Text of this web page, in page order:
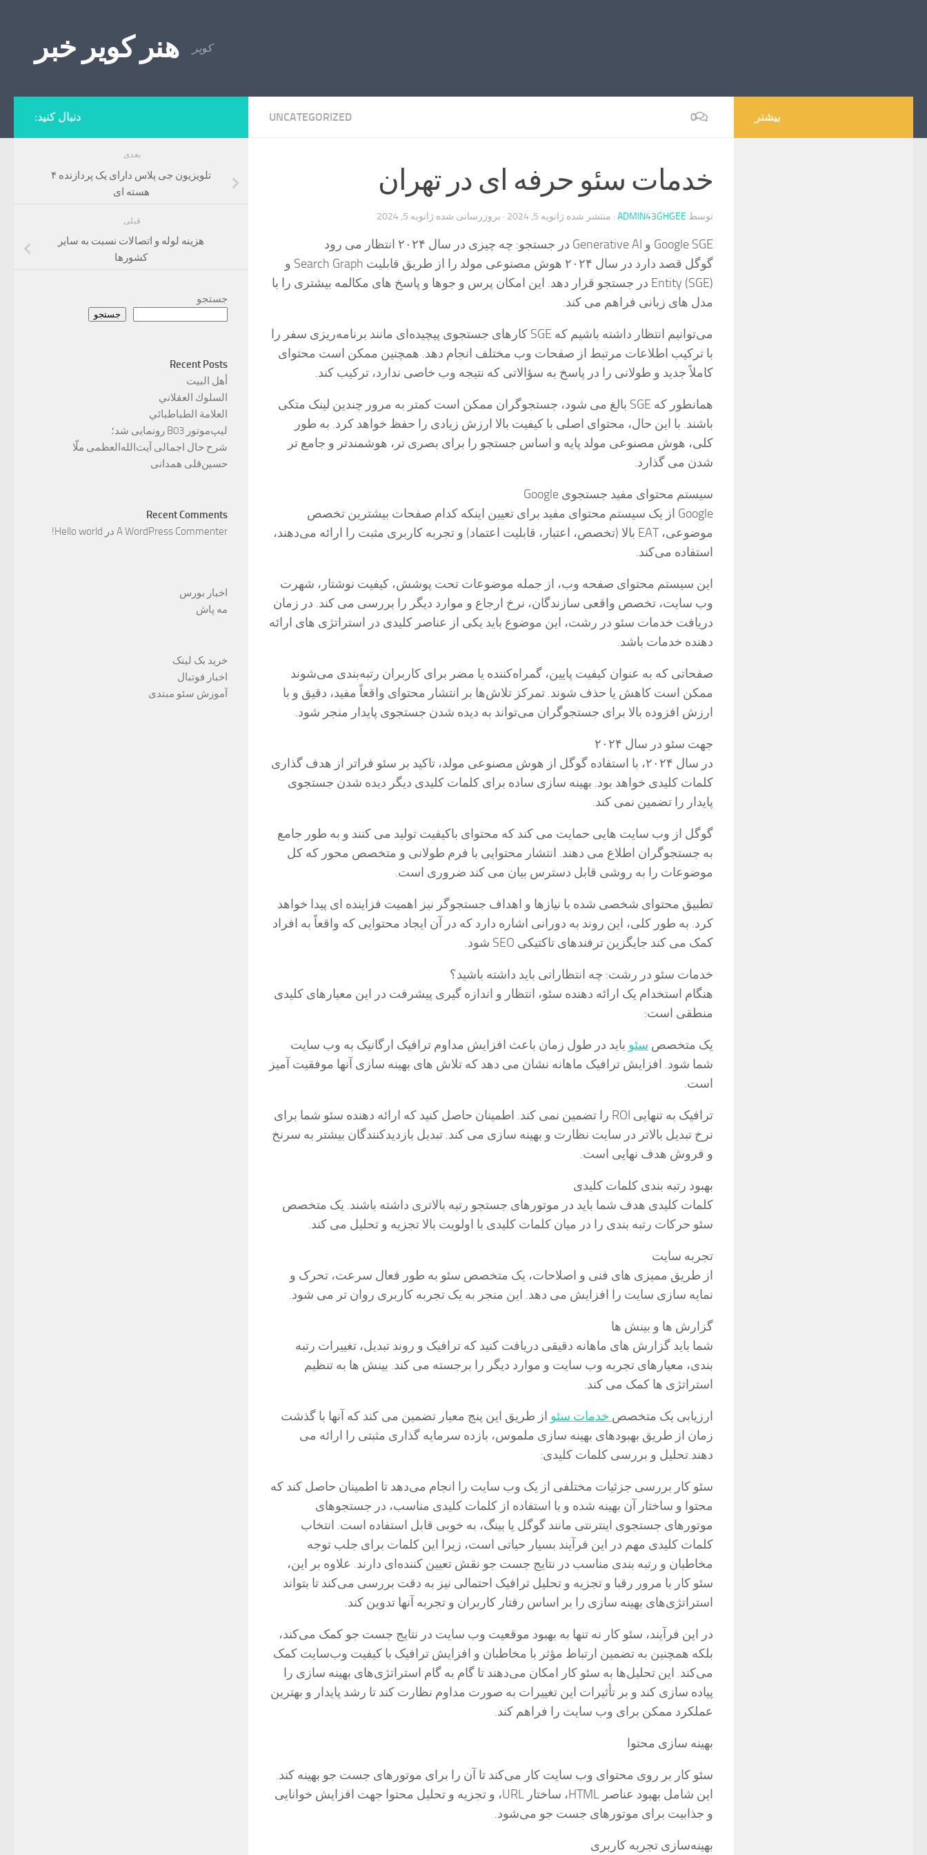
هنر کویر خبر کویر
UNCATEGORIZED 0
خدمات سئو حرفه ای در تهران
توسط ADMIN43GHGEE · منتشر شده ژانویه 5, 2024 · بروزرسانی شده ژانویه 5, 2024
Google SGE و Generative AI در جستجو: چه چیزی در سال ۲۰۲۴ انتظار می رود
گوگل قصد دارد در سال ۲۰۲۴ هوش مصنوعی مولد را از طریق قابلیت Search Graph و
Entity (SGE) در جستجو قرار دهد. این امکان پرس و جوها و پاسخ های مکالمه بیشتری را با
مدل های زبانی فراهم می کند.
می‌توانیم انتظار داشته باشیم که SGE کارهای جستجوی پیچیده‌ای مانند برنامه‌ریزی سفر را
با ترکیب اطلاعات مرتبط از صفحات وب مختلف انجام دهد. همچنین ممکن است محتوای
کاملاً جدید و طولانی را در پاسخ به سؤالاتی که نتیجه وب خاصی ندارد، ترکیب کند.
همانطور که SGE بالغ می شود، جستجوگران ممکن است کمتر به مرور چندین لینک متکی
باشند. با این حال، محتوای اصلی با کیفیت بالا ارزش زیادی را حفظ خواهد کرد. به طور
کلی، هوش مصنوعی مولد پایه و اساس جستجو را برای بصری تر، هوشمندتر و جامع تر
شدن می گذارد.
سیستم محتوای مفید جستجوی Google
Google از یک سیستم محتوای مفید برای تعیین اینکه کدام صفحات بیشترین تخصص
موضوعی، EAT بالا (تخصص، اعتبار، قابلیت اعتماد) و تجربه کاربری مثبت را ارائه می‌دهند،
استفاده می‌کند.
این سیستم محتوای صفحه وب، از جمله موضوعات تحت پوشش، کیفیت نوشتار، شهرت
وب سایت، تخصص واقعی سازندگان، نرخ ارجاع و موارد دیگر را بررسی می کند. در زمان
دریافت خدمات سئو در رشت، این موضوع باید یکی از عناصر کلیدی در استراتژی های ارائه
دهنده خدمات باشد.
صفحاتی که به عنوان کیفیت پایین، گمراه‌کننده یا مضر برای کاربران رتبه‌بندی می‌شوند
ممکن است کاهش یا حذف شوند. تمرکز تلاش‌ها بر انتشار محتوای واقعاً مفید، دقیق و با
ارزش افزوده بالا برای جستجوگران می‌تواند به دیده شدن جستجوی پایدار منجر شود.
جهت سئو در سال ۲۰۲۴
در سال ۲۰۲۴، با استفاده گوگل از هوش مصنوعی مولد، تاکید بر سئو فراتر از هدف گذاری
کلمات کلیدی خواهد بود. بهینه سازی ساده برای کلمات کلیدی دیگر دیده شدن جستجوی
پایدار را تضمین نمی کند.
گوگل از وب سایت هایی حمایت می کند که محتوای باکیفیت تولید می کنند و به طور جامع
به جستجوگران اطلاع می دهند. انتشار محتوایی با فرم طولانی و متخصص محور که کل
موضوعات را به روشی قابل دسترس بیان می کند ضروری است.
تطبیق محتوای شخصی شده با نیازها و اهداف جستجوگر نیز اهمیت فزاینده ای پیدا خواهد
کرد. به طور کلی، این روند به دورانی اشاره دارد که در آن ایجاد محتوایی که واقعاً به افراد
کمک می کند جایگزین ترفندهای تاکتیکی SEO شود.
خدمات سئو در رشت: چه انتظاراتی باید داشته باشید؟
هنگام استخدام یک ارائه دهنده سئو، انتظار و اندازه گیری پیشرفت در این معیارهای کلیدی
منطقی است:
یک متخصص سئو باید در طول زمان باعث افزایش مداوم ترافیک ارگانیک به وب سایت
شما شود. افزایش ترافیک ماهانه نشان می دهد که تلاش های بهینه سازی آنها موفقیت آمیز
است.
ترافیک به تنهایی ROI را تضمین نمی کند. اطمینان حاصل کنید که ارائه دهنده سئو شما برای
نرخ تبدیل بالاتر در سایت نظارت و بهینه سازی می کند. تبدیل بازدیدکنندگان بیشتر به سرنخ
و فروش هدف نهایی است.
بهبود رتبه بندی کلمات کلیدی
کلمات کلیدی هدف شما باید در موتورهای جستجو رتبه بالاتری داشته باشند. یک متخصص
سئو حرکات رتبه بندی را در میان کلمات کلیدی با اولویت بالا تجزیه و تحلیل می کند.
تجربه سایت
از طریق ممیزی های فنی و اصلاحات، یک متخصص سئو به طور فعال سرعت، تحرک و
نمایه سازی سایت را افزایش می دهد. این منجر به یک تجربه کاربری روان تر می شود.
گزارش ها و بینش ها
شما باید گزارش های ماهانه دقیقی دریافت کنید که ترافیک و روند تبدیل، تغییرات رتبه
بندی، معیارهای تجربه وب سایت و موارد دیگر را برجسته می کند. بینش ها به تنظیم
استراتژی ها کمک می کند.
ارزیابی یک متخصص خدمات سئو از طریق این پنج معیار تضمین می کند که آنها با گذشت
زمان از طریق بهبودهای بهینه سازی ملموس، بازده سرمایه گذاری مثبتی را ارائه می
دهند.تحلیل و بررسی کلمات کلیدی:
سئو کار بررسی جزئیات مختلفی از یک وب سایت را انجام می‌دهد تا اطمینان حاصل کند که
محتوا و ساختار آن بهینه شده و با استفاده از کلمات کلیدی مناسب، در جستجوهای
موتورهای جستجوی اینترنتی مانند گوگل یا بینگ، به خوبی قابل استفاده است. انتخاب
کلمات کلیدی مهم در این فرآیند بسیار حیاتی است، زیرا این کلمات برای جلب توجه
مخاطبان و رتبه بندی مناسب در نتایج جست جو نقش تعیین کننده‌ای دارند. علاوه بر این،
سئو کار با مرور رقبا و تجزیه و تحلیل ترافیک احتمالی نیز به دقت بررسی می‌کند تا بتواند
استراتژی‌های بهینه سازی را بر اساس رفتار کاربران و تجربه آنها تدوین کند.
در این فرآیند، سئو کار نه تنها به بهبود موقعیت وب سایت در نتایج جست جو کمک می‌کند،
بلکه همچنین به تضمین ارتباط مؤثر با مخاطبان و افزایش ترافیک با کیفیت وب‌سایت کمک
می‌کند. این تحلیل‌ها به سئو کار امکان می‌دهند تا گام به گام استراتژی‌های بهینه سازی را
پیاده سازی کند و بر تأثیرات این تغییرات به صورت مداوم نظارت کند تا رشد پایدار و بهترین
عملکرد ممکن برای وب سایت را فراهم کند.
بهینه سازی محتوا
سئو کار بر روی محتوای وب سایت کار می‌کند تا آن را برای موتورهای جست جو بهینه کند.
این شامل بهبود عناصر HTML، ساختار URL، و تجزیه و تحلیل محتوا جهت افزایش خوانایی
و جذابیت برای موتورهای جست جو می‌شود.
بهینه‌سازی تجربه کاربری
دنبال کنید:
بعدی
تلویزیون جی پلاس دارای یک پردازنده ۴
هسته ای
قبلی
هزینه لوله و اتصالات نسبت به سایر
کشورها
جستجو
جستجو
Recent Posts
أهل البيت
السلوك العقلاني
العلامة الطباطبائي
لیپ‌موتور B03 رونمایی شد؛
شرح حال اجمالی آیت‌الله‌العظمی ملّا
حسین‌قلی همدانی
Recent Comments
A WordPress Commenter در Hello world!
اخبار بورس
مه پاش
خرید بک لینک
اخبار فوتبال
آموزش سئو مبتدی
بیشتر